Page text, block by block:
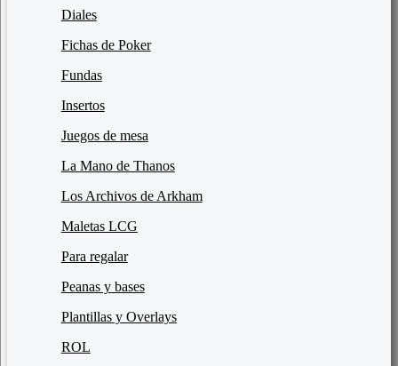
Diales
Fichas de Poker
Fundas
Insertos
Juegos de mesa
La Mano de Thanos
Los Archivos de Arkham
Maletas LCG
Para regalar
Peanas y bases
Plantillas y Overlays
ROL